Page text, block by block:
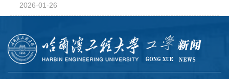
2026-01-26